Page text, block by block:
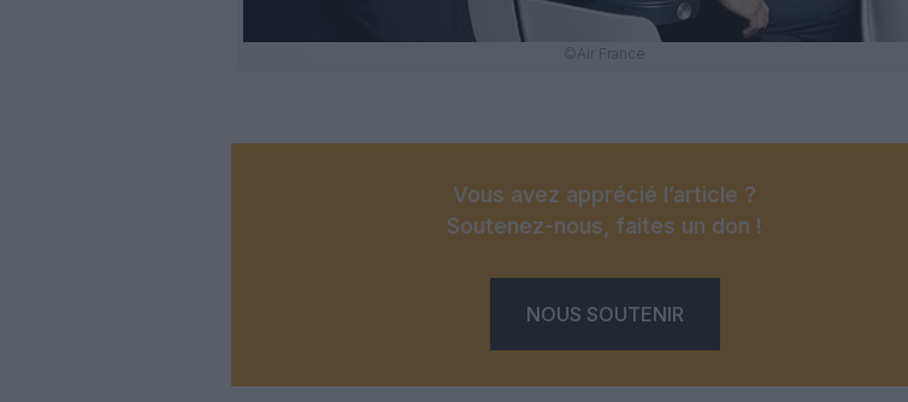
©Air France
Vous avez apprécié l’article ?
Soutenez-nous, faites un don !
NOUS SOUTENIR